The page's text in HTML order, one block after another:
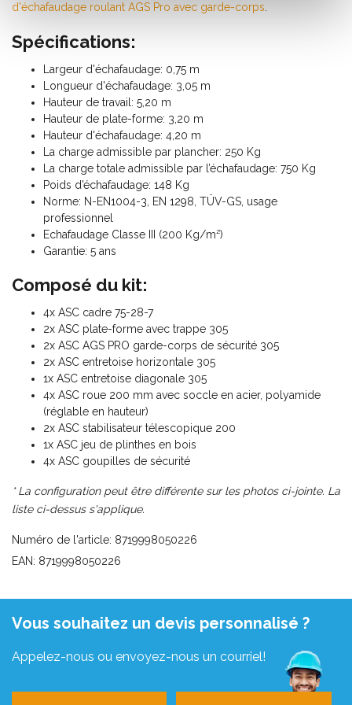
d'échafaudage roulant AGS Pro avec garde-corps
Spécifications:
Largeur d'échafaudage: 0,75 m
Longueur d'échafaudage: 3,05 m
Hauteur de travail: 5,20 m
Hauteur de plate-forme: 3,20 m
Hauteur d'échafaudage: 4,20 m
La charge admissible par plancher: 250 Kg
La charge totale admissible par l’échafaudage: 750 Kg
Poids d’échafaudage: 148 Kg
Norme: N-EN1004-3, EN 1298, TÜV-GS, usage
professionnel
Echafaudage Classe III (200 Kg/m²)
Garantie: 5 ans
Composé du kit:
4x ASC cadre 75-28-7
2x ASC plate-forme avec trappe 305
2x ASC AGS PRO garde-corps de sécurité 305
2x ASC entretoise horizontale 305
1x ASC entretoise diagonale 305
4x ASC roue 200 mm avec soccle en acier, polyamide
(réglable en hauteur)
2x ASC stabilisateur télescopique 200
1x ASC jeu de plinthes en bois
4x ASC goupilles de sécurité
* La configuration peut être différente sur les photos ci-jointe. La
liste ci-dessus s'applique.
Numéro de l'article: 8719998050226
EAN: 8719998050226
Vous souhaitez un devis personnalisé ?
Appelez-nous ou envoyez-nous un courriel!